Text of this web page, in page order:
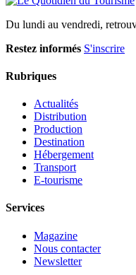
Du lundi au vendredi,
Restez informés S'inscrire
Rubriques
Actualités
Distribution
Production
Destination
Hébergement
Transport
E-tourisme
Services
Magazine
Nous contacter
Newsletter